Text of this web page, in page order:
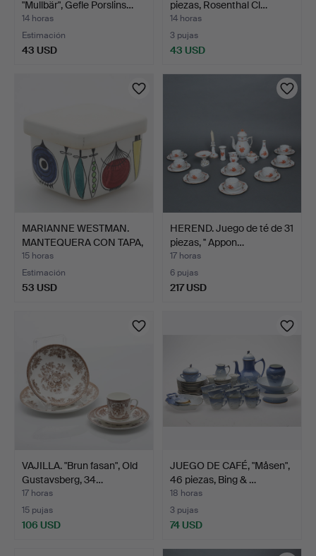
"Mullbär", Gefle Porslins…
14 horas
Estimación
43 USD
piezas, Rosenthal Cl…
14 horas
3 pujas
43 USD
MARIANNE WESTMAN.
MANTEQUERA CON TAPA,
"Pi…
15 horas
Estimación
53 USD
HEREND. Juego de té de 31
piezas, '' Appon…
17 horas
6 pujas
217 USD
VAJILLA. "Brun fasan", Old
Gustavsberg, 34…
17 horas
15 pujas
106 USD
JUEGO DE CAFÉ, "Måsen",
46 piezas, Bing & …
18 horas
3 pujas
74 USD